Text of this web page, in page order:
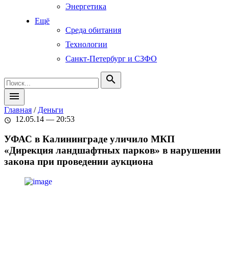
Энергетика
Ещё
Среда обитания
Технологии
Санкт-Петербург и СЗФО
search
menu
Главная / Деньги
schedule 12.05.14 — 20:53
УФАС в Калининграде уличило МКП
«Дирекция ландшафтных парков» в нарушении
закона при проведении аукциона